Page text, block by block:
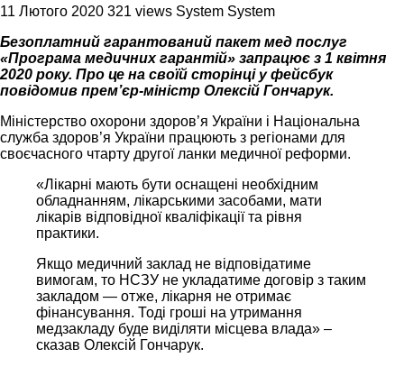
11 Лютого 2020 321 views System System
Безоплатний гарантований пакет мед послуг
«Програма медичних гарантій» запрацює з 1 квітня
2020 року. Про це на своїй сторінці у фейсбук
повідомив прем’єр-міністр Олексій Гончарук.
Міністерство охорони здоров’я України і Національна
служба здоров’я України працюють з регіонами для
своєчасного чтарту другої ланки медичної реформи.
«Лікарні мають бути оснащені необхідним
обладнанням, лікарськими засобами, мати
лікарів відповідної кваліфікації та рівня
практики.
Якщо медичний заклад не відповідатиме
вимогам, то НСЗУ не укладатиме договір з таким
закладом — отже, лікарня не отримає
фінансування. Тоді гроші на утримання
медзакладу буде виділяти місцева влада» –
сказав Олексій Гончарук.